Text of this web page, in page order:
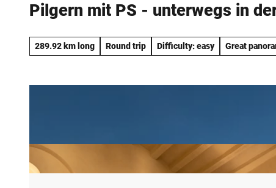
Pilgern mit PS - unterwegs in
289.92 km long Round trip Difficulty: easy Great